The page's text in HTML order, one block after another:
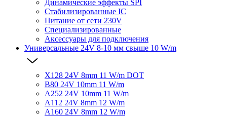
Динамические эффекты SPI
Стабилизированные IC
Питание от сети 230V
Специализированные
Аксессуары для подключения
Универсальные 24V 8-10 мм свыше 10 W/m
X128 24V 8mm 11 W/m DOT
B80 24V 10mm 11 W/m
A252 24V 10mm 11 W/m
A112 24V 8mm 12 W/m
A160 24V 8mm 12 W/m